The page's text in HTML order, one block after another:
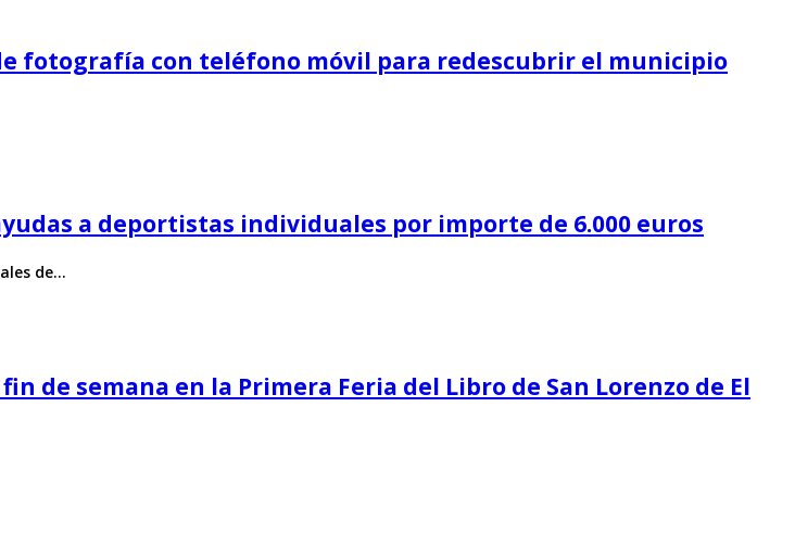
fotografía con teléfono móvil para redescubrir el municipio
a deportistas individuales por importe de 6.000 euros
de…
de semana en la Primera Feria del Libro de San Lorenzo de El